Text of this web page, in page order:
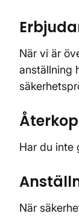
När vi är
anställning
Har du inte
När